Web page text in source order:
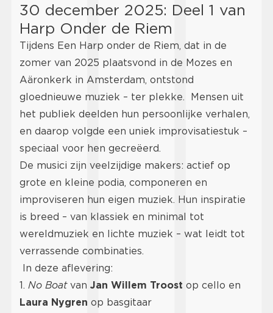
30 december 2025: Deel 1 van
Harp Onder de Riem
Tijdens Een Harp onder de Riem, dat in de
zomer van 2025 plaatsvond in de Mozes en
Aäronkerk in Amsterdam, ontstond
gloednieuwe muziek – ter plekke. Mensen uit
het publiek deelden hun persoonlijke verhalen,
en daarop volgde een uniek improvisatiestuk –
speciaal voor hen gecreëerd.
De musici zijn veelzijdige makers: actief op
grote en kleine podia, componeren en
improviseren hun eigen muziek. Hun inspiratie
is breed – van klassiek en minimal tot
wereldmuziek en lichte muziek – wat leidt tot
verrassende combinaties.
In deze aflevering:
1. No Boatvan Jan Willem Troost op cello en
Laura Nygren op basgitaar